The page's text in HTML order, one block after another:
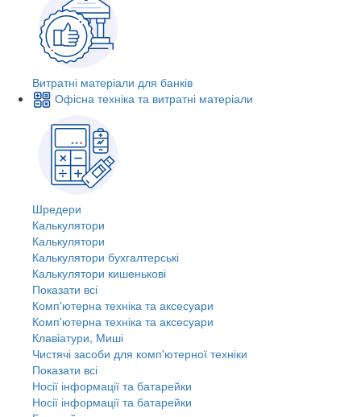
Витратні матеріали для банків
Офісна техніка та витратні матеріали
Шредери
Калькулятори
Калькулятори
Калькулятори бухгалтерські
Калькулятори кишенькові
Показати всі
Комп'ютерна техніка та аксесуари
Комп'ютерна техніка та аксесуари
Клавіатури, Миші
Чистячі засоби для комп'ютерної техніки
Показати всі
Носії інформації та батарейки
Носії інформації та батарейки